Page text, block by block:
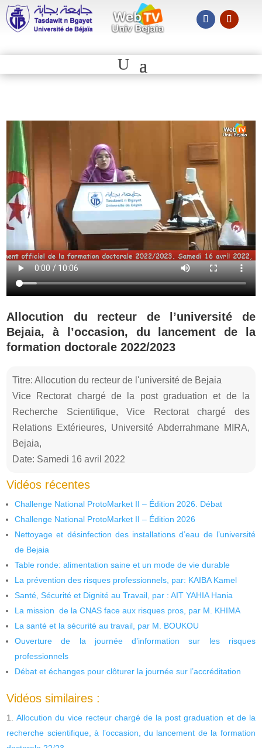
Allocution du recteur de l’université de
Bejaia, à l’occasion, du lancement de la
formation doctorale 2022/2023
Titre: Allocution du recteur de l'université de Bejaia
Vice Rectorat chargé de la post graduation et de la
Recherche Scientifique, Vice Rectorat chargé des
Relations Extérieures, Université Abderrahmane MIRA,
Bejaia,
Date: Samedi 16 avril 2022
Vidéos récentes
Challenge National ProtoMarket II – Édition 2026. Débat
Challenge National ProtoMarket II – Édition 2026
Nettoyage et désinfection des installations d’eau de l’université
de Bejaia
Table ronde: alimentation saine et un mode de vie durable
La prévention des risques professionnels, par: KAIBA Kamel
Santé, Sécurité et Dignité au Travail, par : AIT YAHIA Hania
La mission de la CNAS face aux risques pros, par M. KHIMA
La santé et la sécurité au travail, par M. BOUKOU
Ouverture de la journée d’information sur les risques
professionnels
Débat et échanges pour clôturer la journée sur l’accréditation
Vidéos similaires :
Allocution du vice recteur chargé de la post graduation et de la
recherche scientifique, à l’occasion, du lancement de la formation